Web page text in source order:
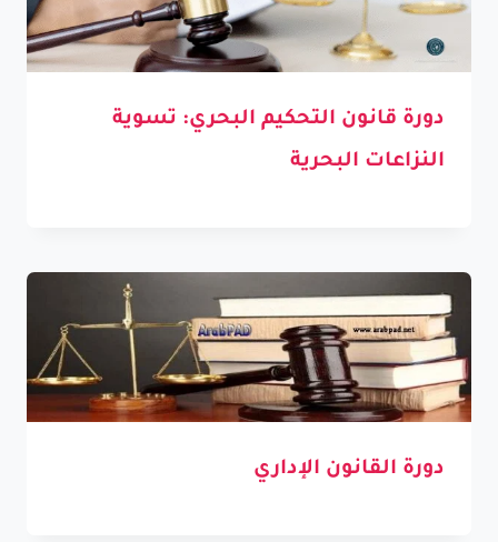
دورة قانون التحكيم البحري: تسوية
النزاعات البحرية
دورة القانون الإداري